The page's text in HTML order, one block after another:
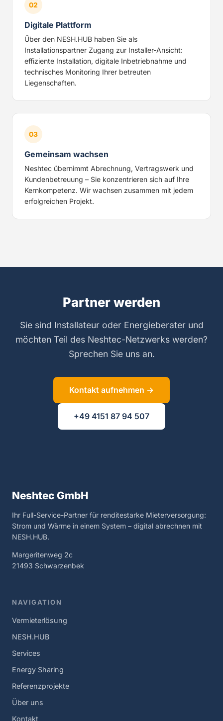
02
Digitale Plattform
Über den NESH.HUB haben Sie als
Installationspartner Zugang zur Installer-Ansicht:
effiziente Installation, digitale Inbetriebnahme und
technisches Monitoring Ihrer betreuten
Liegenschaften.
03
Gemeinsam wachsen
Neshtec übernimmt Abrechnung, Vertragswerk und
Kundenbetreuung – Sie konzentrieren sich auf Ihre
Kernkompetenz. Wir wachsen zusammen mit jedem
erfolgreichen Projekt.
Partner werden
Sie sind Installateur oder Energieberater und
möchten Teil des Neshtec-Netzwerks werden?
Sprechen Sie uns an.
Kontakt aufnehmen →
+49 4151 87 94 507
Neshtec GmbH
Ihr Full-Service-Partner für renditestarke Mieterversorgung:
Strom und Wärme in einem System – digital abrechnen mit
NESH.HUB.
Margeritenweg 2c
21493 Schwarzenbek
NAVIGATION
Vermieterlösung
NESH.HUB
Services
Energy Sharing
Referenzprojekte
Über uns
Kontakt